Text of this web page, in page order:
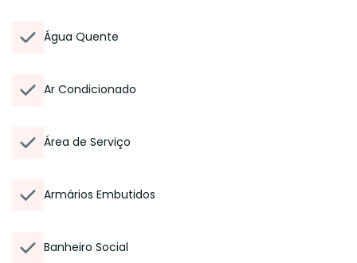
Água Quente
Ar Condicionado
Área de Serviço
Armários Embutidos
Banheiro Social